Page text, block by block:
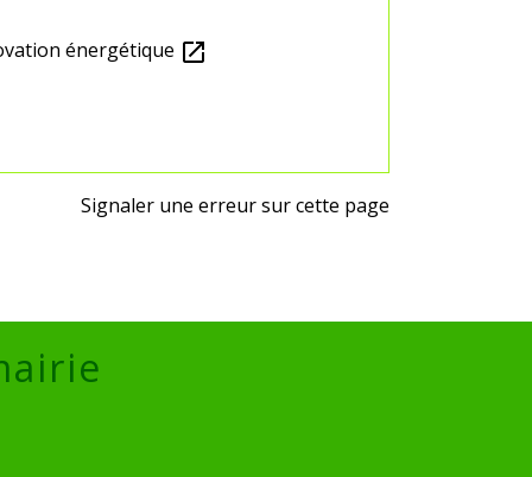
énergétique open_in_new
Signaler une erreur sur cette page